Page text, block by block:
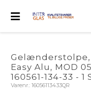
Gelænderstolpe,
Easy Alu, MOD
160561-134-33 - 1
Varenr.:16056113433QR